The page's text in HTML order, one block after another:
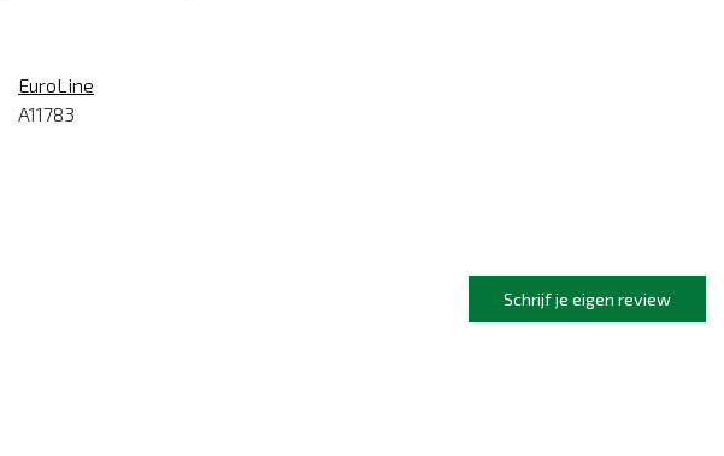
EuroLine
A11783
Schrijf je eigen review